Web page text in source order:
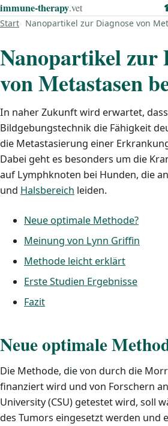
immune‑therapy.vet
Start Nanopartikel zur Diagnose von
Nanopartikel zur
von Metastasen
In naher Zukunft wird erwartet,
Bildgebungstechnik die Fähigkeit
die Metastasierung einer
Dabei geht es besonders um die
auf Lymphknoten bei Hunden, die
und Halsbereich leiden.
Neue optimale Methode?
Meinung von Lynn Griffin
Methode leicht erklärt
Erste Studien Ergebnisse
Fazit
Neue optimale
Die Methode, die von durch die
finanziert wird und von Forschern
University (CSU) getestet wird, soll
des Tumors eingesetzt werden und